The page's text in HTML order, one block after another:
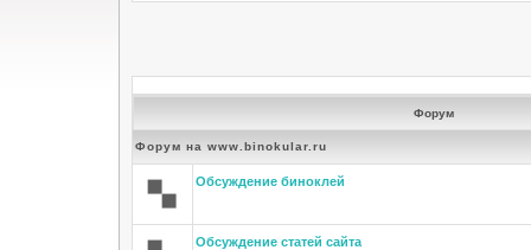
Форум
Форум на www.binokular.ru
Обсуждение биноклей
Обсуждение статей сайта